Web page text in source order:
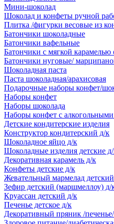
Мини-шоколад
Шоколад и конфеты ручной
Плитка /фигурки весовые из
Батончики шоколадные
Батончики вафельные
Батончики с мягкой карамелью
Батончики нуговые/
Шоколадная паста
Паста шоколадная/арахисовая
Подарочные наборы конфет/
Наборы конфет
Наборы шоколада
Наборы конфет с
Детские кондитерские изделия
Конструктор кондитерский д/к
Шоколадное яйцо д/к
Шоколадные изделия детские
Декоративная карамель д/к
Конфеты детские д/к
Жевательный мармелад
Зефир детский (маршмеллоу) д/
Круассан детский д/к
Печенье детское д/к
Декоративный пряник /